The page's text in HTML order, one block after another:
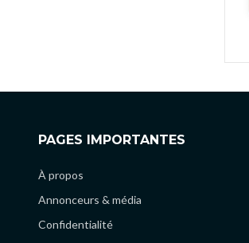
PAGES IMPORTANTES
À propos
Annonceurs & média
Confidentialité